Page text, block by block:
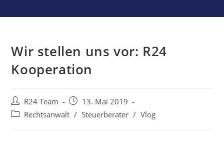
Wir stellen uns vor: R24
Kooperation
Beitrags-
Autor:
R24 Team
Beitrag
veröffentlicht:
13. Mai 2019
Beitrags-
Rechtsanwalt / Steuerberater / Vlog